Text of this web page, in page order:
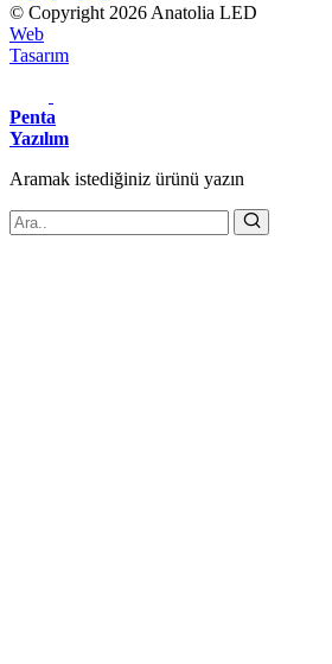
© Copyright 2026 Anatolia LED
Web
Tasarım
Penta
Yazılım
Aramak istediğiniz ürünü yazın